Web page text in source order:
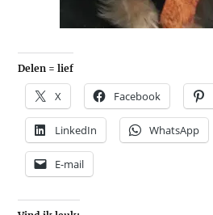
Delen = lief
X Facebook
LinkedIn WhatsApp
E-mail